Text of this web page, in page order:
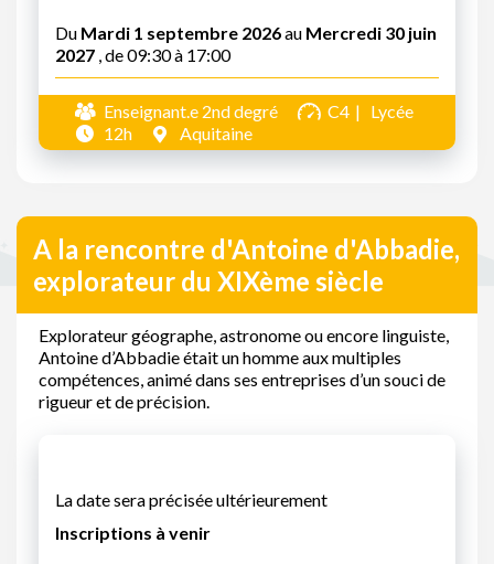
Du Mardi 1 septembre 2026au Mercredi 30 juin
2027 , de 09:30 à 17:00
Enseignant.e 2nd degré C4
Lycée
12h
Aquitaine
A la rencontre d'Antoine d'Abbadie,
explorateur du XIXème siècle
Explorateur géographe, astronome ou encore linguiste,
Antoine d’Abbadie était un homme aux multiples
compétences, animé dans ses entreprises d’un souci de
rigueur et de précision.
La date sera précisée ultérieurement
Inscriptions à venir